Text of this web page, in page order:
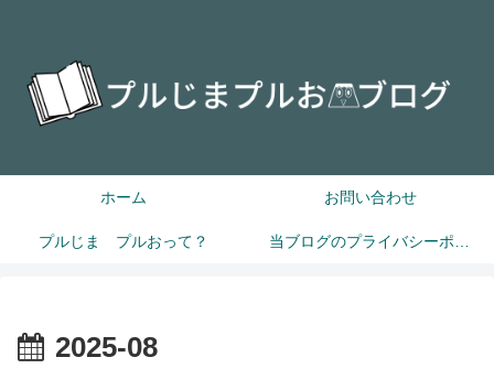
ホーム お問い合わせ
プルじま プルおって？
2025-08